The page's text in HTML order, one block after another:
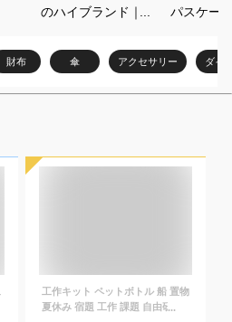
のハイブランド｜プ
おすすめは？
パスケー
財布 傘 アクセサリー ダイ
工作キット ペットボトル 船 置物
夏休み 宿題 工作 課題 自由研究